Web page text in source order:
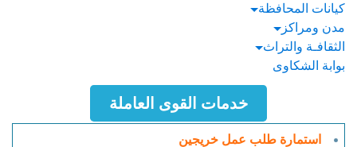
كيانات المحافظة
مدن ومراكز
الثقافـة والتراث
بوابة الشكاوى
خدمات القوى العاملة
استمارة طلب عمل خريجين